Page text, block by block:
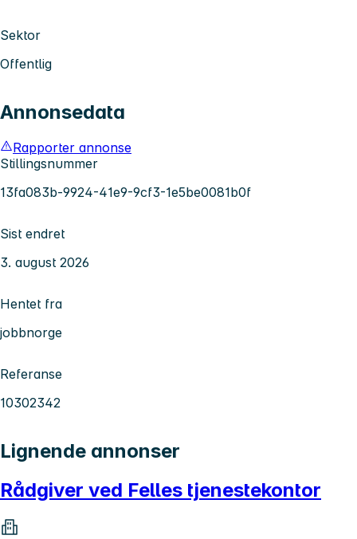
Sektor
Offentlig
Annonsedata
Rapporter annonse
Stillingsnummer
13fa083b-9924-41e9-9cf3-1e5be0081b0f
Sist endret
3. august 2026
Hentet fra
jobbnorge
Referanse
10302342
Lignende annonser
Rådgiver ved Felles tjenestekontor